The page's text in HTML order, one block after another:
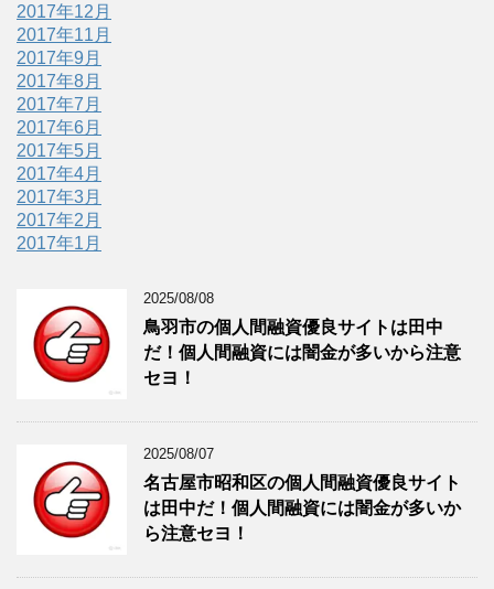
2017年12月
2017年11月
2017年9月
2017年8月
2017年7月
2017年6月
2017年5月
2017年4月
2017年3月
2017年2月
2017年1月
2025/08/08
鳥羽市の個人間融資優良サイトは田中
だ！個人間融資には闇金が多いから注意
セヨ！
2025/08/07
名古屋市昭和区の個人間融資優良サイト
は田中だ！個人間融資には闇金が多いか
ら注意セヨ！